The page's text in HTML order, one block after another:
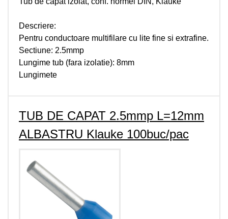
Descriere:
Pentru conductoare multifilare cu lite fine si extrafine.
Sectiune: 2.5mmp
Lungime tub (fara izolatie): 8mm
Lungimete
TUB DE CAPAT 2.5mmp L=12mm
ALBASTRU Klauke 100buc/pac